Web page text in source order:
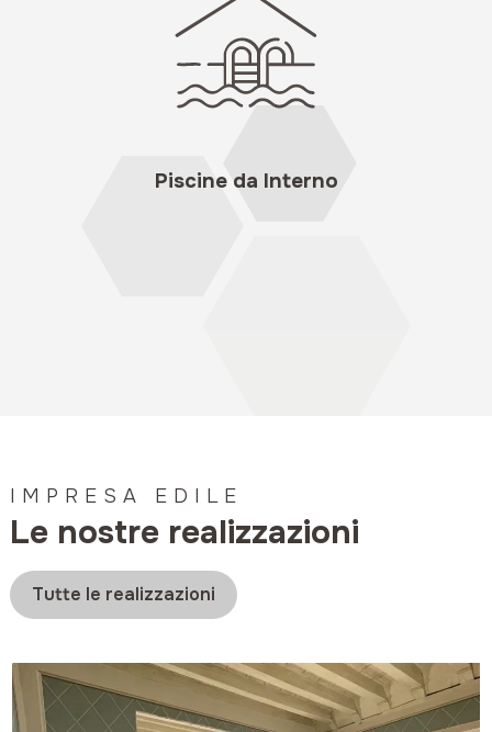
Piscine da Interno
IMPRESA EDILE
Le nostre realizzazioni
Tutte le realizzazioni